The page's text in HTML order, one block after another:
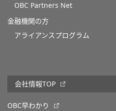
OBC Partners Net
金融機関の方
アライアンスプログラム
会社情報TOP
OBC早わかり